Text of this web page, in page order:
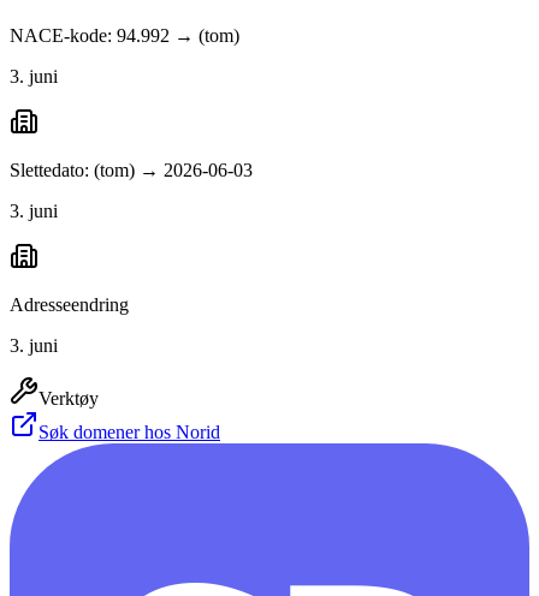
NACE-kode: 94.992 → (tom)
3. juni
Slettedato: (tom) → 2026-06-03
3. juni
Adresseendring
3. juni
Verktøy
Søk domener hos Norid